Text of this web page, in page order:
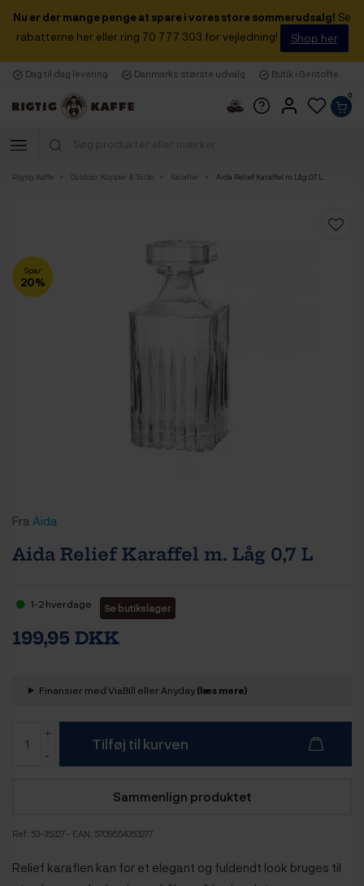
Nu er der mange penge at spare i vores store sommerudsalg! Se
rabatterne her eller ring 70 777 303 for vejledning!
Shop her
Dag til dag levering Danmarks største udvalg Butik i Gentofte
0
Rigtig Kaffe Outdoor, Kopper & To Go Karafler Aida Relief Karaffel m. Låg 0,7 L
Spar
20%
Fra Aida
Aida Relief Karaffel m. Låg 0,7 L
1-2 hverdage Se butikslager
199,95 DKK
Finansier med ViaBill eller Anyday(læs mere)
Tilføj til kurven
Sammenlign produktet
Ref: 53-35327 - EAN: 5709554353277
Relief karaflen kan for et elegant og fuldendt look bruges til